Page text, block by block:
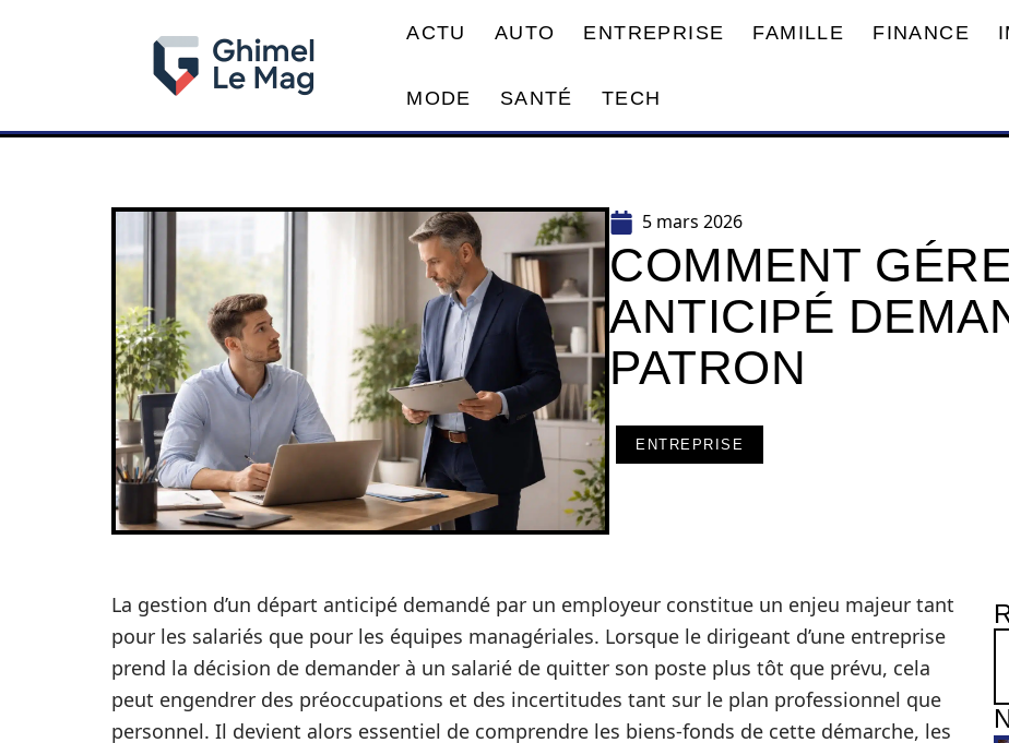
ACTU AUTO ENTREPRISE FAMILLE FINANCE
MODE SANTÉ TECH
5 mars 2026
COMMENT
ANTICIPÉ
PATRON
ENTREPRISE
La gestion d’un départ anticipé demandé par un employeur constitue un enjeu majeur tant
pour les salariés que pour les équipes managériales. Lorsque le dirigeant d’une entreprise
prend la décision de demander à un salarié de quitter son poste plus tôt que prévu, cela
peut engendrer des préoccupations et des incertitudes tant sur le plan professionnel que
personnel. Il devient alors essentiel de comprendre les biens-fonds de cette démarche, les